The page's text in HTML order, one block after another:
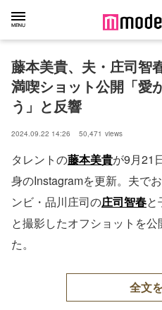
藤本美貴、夫・庄司智
満喫ショット公開「愛
う」と反響
2024.09.22 14:26 50,471 views
タレントの藤本美貴が9月21
身のInstagramを更新。夫で
ンビ・品川庄司の庄司智春と
と撮影したオフショットを公
た。
全文